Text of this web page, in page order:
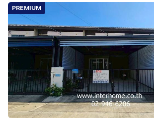
PREMIUM